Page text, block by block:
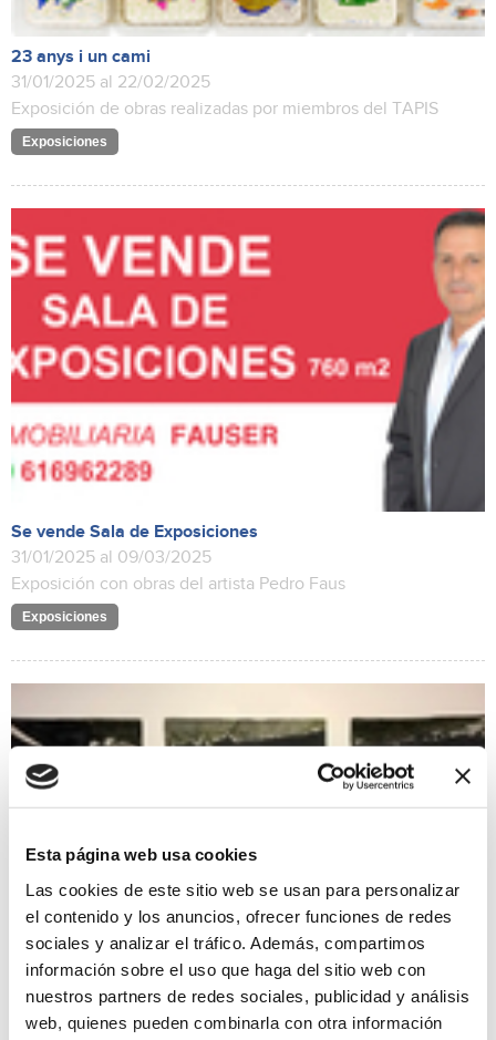
Esta página web usa cookies
Las cookies de este sitio web se usan para personalizar
el contenido y los anuncios, ofrecer funciones de redes
sociales y analizar el tráfico. Además, compartimos
información sobre el uso que haga del sitio web con
nuestros partners de redes sociales, publicidad y análisis
web, quienes pueden combinarla con otra información
23 anys i un cami
31/01/2025 al 22/02/2025
Exposición de obras realizadas por miembros del TAPIS
Exposiciones
Se vende Sala de Exposiciones
31/01/2025 al 09/03/2025
Exposición con obras del artista Pedro Faus
Exposiciones
Naturaleza íntima
31/01/2025 al 28/02/2025